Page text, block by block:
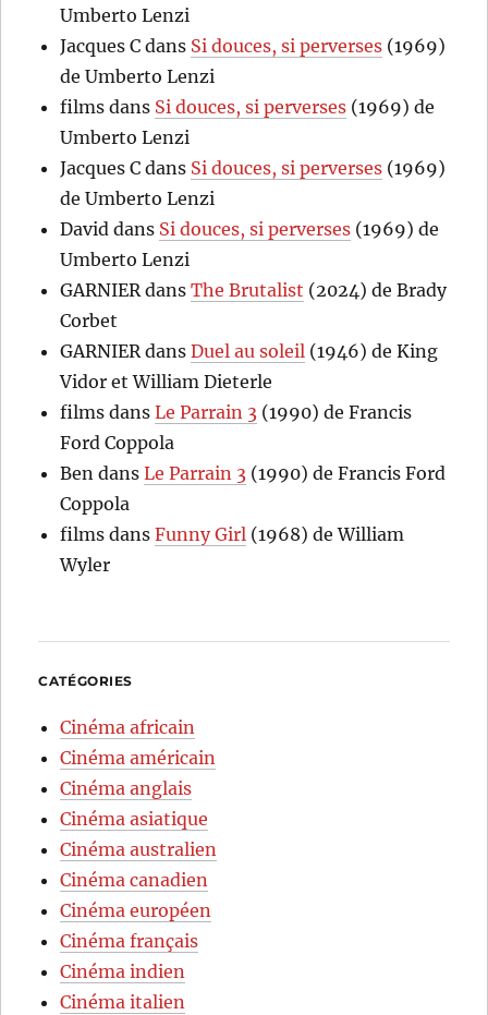
Umberto Lenzi
Jacques C dans Si douces, si perverses (1969)
de Umberto Lenzi
films dans Si douces, si perverses (1969) de
Umberto Lenzi
Jacques C dans Si douces, si perverses (1969)
de Umberto Lenzi
David dans Si douces, si perverses (1969) de
Umberto Lenzi
GARNIERdansThe Brutalist (2024) de Brady
Corbet
GARNIERdansDuel au soleil (1946) de King
Vidor et William Dieterle
films dansLe Parrain 3 (1990) de Francis
Ford Coppola
Ben dansLe Parrain 3 (1990) de Francis Ford
Coppola
films dansFunny Girl (1968) de William
Wyler
CATÉGORIES
Cinéma africain
Cinéma américain
Cinéma anglais
Cinéma asiatique
Cinéma australien
Cinéma canadien
Cinéma européen
Cinéma français
Cinéma indien
Cinéma italien